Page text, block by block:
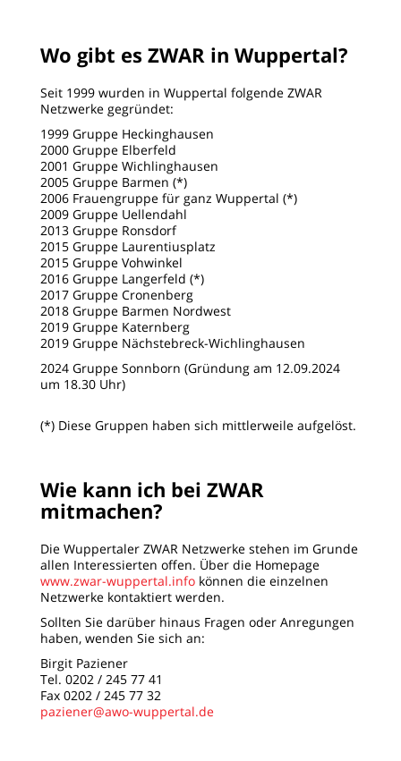
Wo gibt es ZWAR in Wuppertal?
Seit 1999 wurden in Wuppertal folgende ZWAR
Netzwerke gegründet:
1999 Gruppe Heckinghausen
2000 Gruppe Elberfeld
2001 Gruppe Wichlinghausen
2005 Gruppe Barmen (*)
2006 Frauengruppe für ganz Wuppertal (*)
2009 Gruppe Uellendahl
2013 Gruppe Ronsdorf
2015 Gruppe Laurentiusplatz
2015 Gruppe Vohwinkel
2016 Gruppe Langerfeld (*)
2017 Gruppe Cronenberg
2018 Gruppe Barmen Nordwest
2019 Gruppe Katernberg
2019 Gruppe Nächstebreck-Wichlinghausen
2024 Gruppe Sonnborn (Gründung am 12.09.2024
um 18.30 Uhr)
(*) Diese Gruppen haben sich mittlerweile aufgelöst.
Wie kann ich bei ZWAR
mitmachen?
Die Wuppertaler ZWAR Netzwerke stehen im Grunde
allen Interessierten offen. Über die Homepage
www.zwar-wuppertal.info können die einzelnen
Netzwerke kontaktiert werden.
Sollten Sie darüber hinaus Fragen oder Anregungen
haben, wenden Sie sich an:
Birgit Paziener
Tel. 0202 / 245 77 41
Fax 0202 / 245 77 32
paziener@awo-wuppertal.de